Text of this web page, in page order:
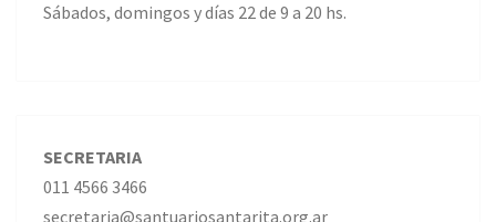
Sábados, domingos y días 22 de 9 a 20 hs.
SECRETARIA
011 4566 3466
secretaria@santuariosantarita.org.ar